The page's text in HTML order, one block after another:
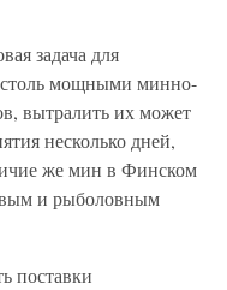
задача для
столь мощными минно-
вытралить их может
несколько дней,
же мин в Финском
и рыболовным
поставки